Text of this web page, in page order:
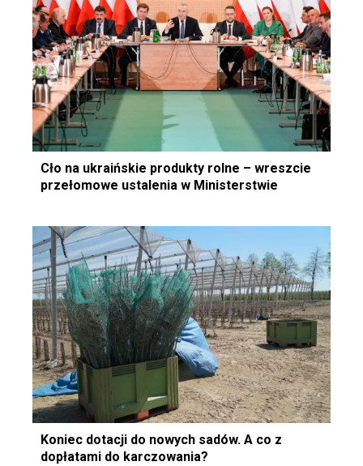
Cło na ukraińskie produkty rolne – wreszcie
przełomowe ustalenia w Ministerstwie
Koniec dotacji do nowych sadów. A co z
dopłatami do karczowania?